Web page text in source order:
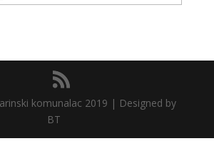
komunalac 2019 | Designed by
BT